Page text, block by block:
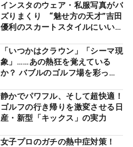
インスタのウェア・私服写真がバ
ズりまくり “魅せ方の天才”吉田
優利のスカートスタイルにいい
「いつかはクラウン」「シーマ現
象」……あの熱狂を覚えている
か？ バブルのゴルフ場を彩った
静かでパワフル、そして超快適！
ゴルフの行き帰りを激変させる日
産・新型「キックス」の実力
女子プロのガチの熱中症対策！